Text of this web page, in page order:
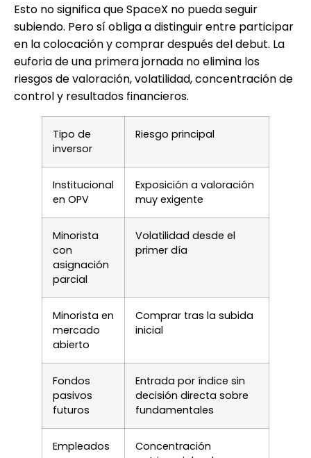
Esto no significa que SpaceX no pueda seguir
subiendo. Pero sí obliga a distinguir entre participar
en la colocación y comprar después del debut. La
euforia de una primera jornada no elimina los
riesgos de valoración, volatilidad, concentración de
control y resultados financieros.
Tipo de
inversor
Riesgo principal
Institucional
en OPV
Exposición a valoración
muy exigente
Minorista
con
asignación
parcial
Volatilidad desde el
primer día
Minorista en
mercado
abierto
Comprar tras la subida
inicial
Fondos
pasivos
futuros
Entrada por índice sin
decisión directa sobre
fundamentales
Empleados
Concentración